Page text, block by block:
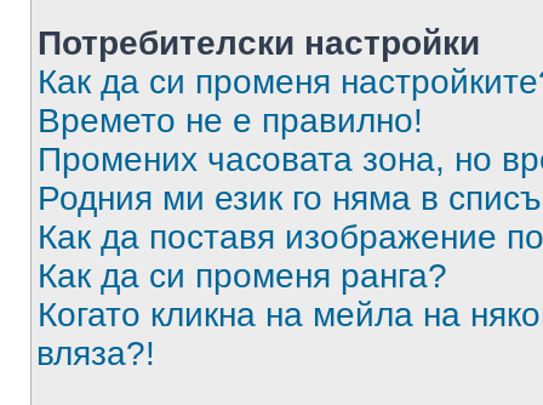
Потребителски настройки
Как да си променя
Времето не е правилно!
Промених часовата зона, но
Родния ми език го няма в
Как да поставя изображение
Как да си променя ранга?
Когато кликна на мейла на
вляза?!